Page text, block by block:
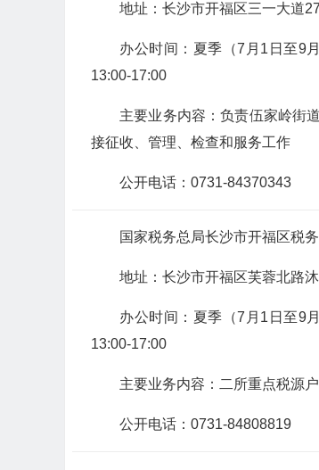
地址：长沙市开福区三一大道
办公时间：夏季（7月1日至9
13:00-17:00
主要业务内容：负责伍家岭街
接征收、管理、检查和服务工作
公开电话：0731-84370343
国家税务总局长沙市开福区税
地址：长沙市开福区芙蓉北路
办公时间：夏季（7月1日至9
13:00-17:00
主要业务内容：二所重点税源户
公开电话：0731-84808819